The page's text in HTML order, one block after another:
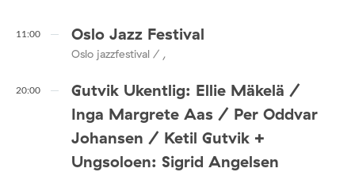
11:00 Oslo Jazz Festival
Oslo jazzfestival / ,
20:00
Gutvik Ukentlig: Ellie Mäkelä /
Inga Margrete Aas / Per Oddvar
Johansen / Ketil Gutvik +
Ungsoloen: Sigrid Angelsen